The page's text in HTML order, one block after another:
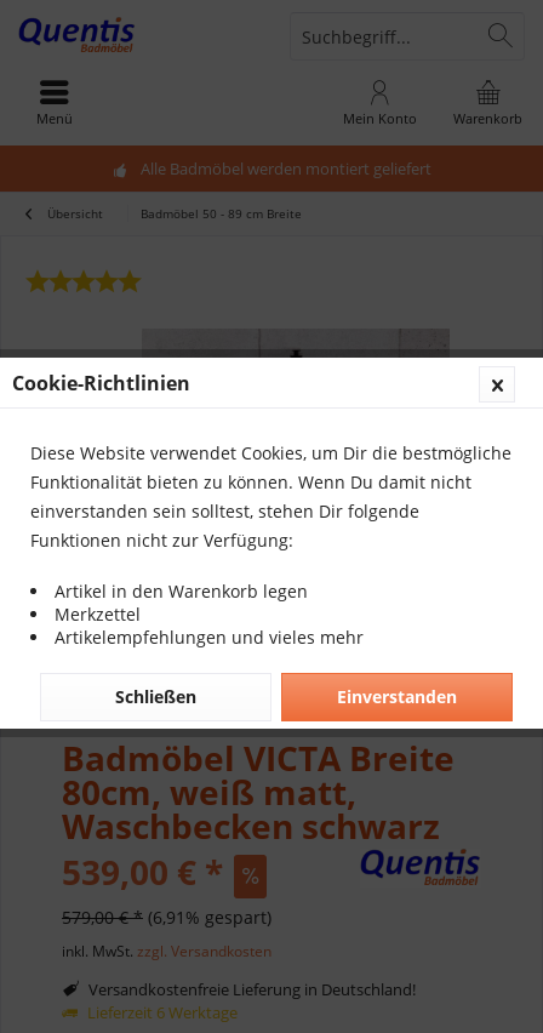
Alle Badmöbel werden montiert geliefert
Warenkorb
Mein Konto
Menü
Übersicht Badmöbel 50 - 89 cm Breite
Badmöbel VICTA Breite
80cm, weiß matt,
Waschbecken schwarz
539,00 € *
579,00 € * (6,91% gespart)
inkl. MwSt. zzgl. Versandkosten
Versandkostenfreie Lieferung in Deutschland!
Lieferzeit 6 Werktage
Cookie-Richtlinien
Diese Website verwendet Cookies, um Dir die bestmögliche
Funktionalität bieten zu können. Wenn Du damit nicht
einverstanden sein solltest, stehen Dir folgende
Funktionen nicht zur Verfügung:
Artikel in den Warenkorb legen
Merkzettel
Artikelempfehlungen und vieles mehr
Einverstanden
Schließen